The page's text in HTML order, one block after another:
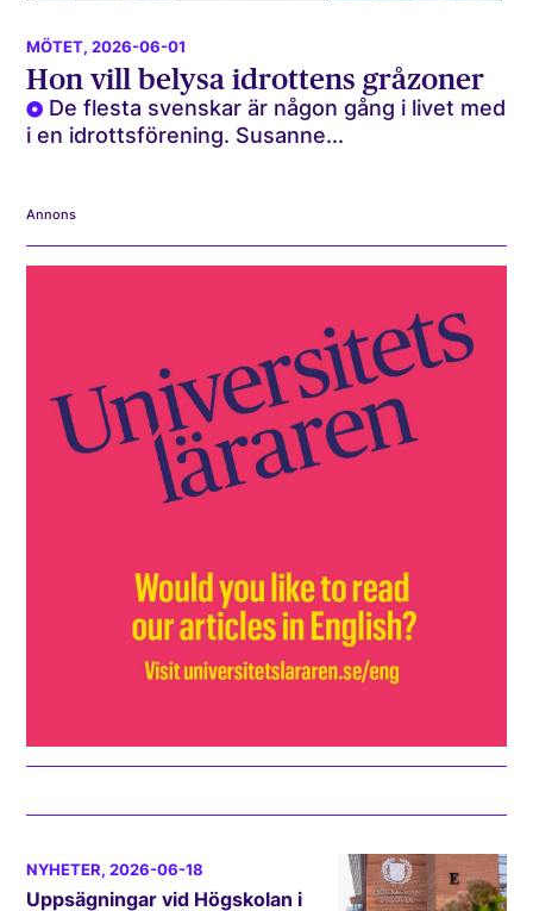
MÖTET, 2026-06-01
Hon vill belysa idrottens gråzoner
De flesta svenskar är någon gång i livet med
i en idrottsförening. Susanne...
Annons
NYHETER, 2026-06-18
Uppsägningar vid Högskolan i